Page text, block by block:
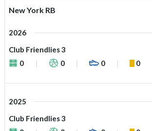
New York RB
2026
Club Friendlies 3
0
0 0 0
2025
Club Friendlies 3